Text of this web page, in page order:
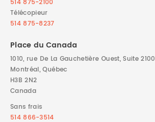
514 875-2100
Télécopieur
514 875-8237
Place du Canada
1010, rue De La Gauchetière Ouest, Suite 2100
Montréal, Québec
H3B 2N2
Canada
Sans frais
514 866-3514